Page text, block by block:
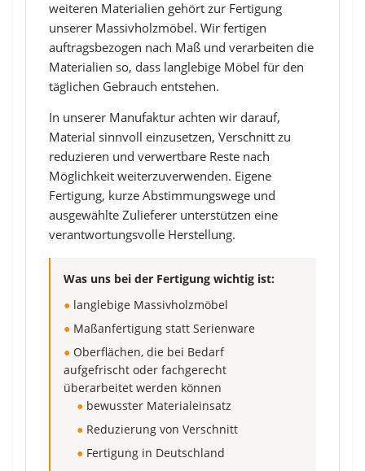
weiteren Materialien gehört zur Fertigung
unserer Massivholzmöbel. Wir fertigen
auftragsbezogen nach Maß und verarbeiten die
Materialien so, dass langlebige Möbel für den
täglichen Gebrauch entstehen.
In unserer Manufaktur achten wir darauf,
Material sinnvoll einzusetzen, Verschnitt zu
reduzieren und verwertbare Reste nach
Möglichkeit weiterzuverwenden. Eigene
Fertigung, kurze Abstimmungswege und
ausgewählte Zulieferer unterstützen eine
verantwortungsvolle Herstellung.
Was uns bei der Fertigung wichtig ist:
● langlebige Massivholzmöbel
● Maßanfertigung statt Serienware
● Oberflächen, die bei Bedarf
aufgefrischt oder fachgerecht
überarbeitet werden können
● bewusster Materialeinsatz
● Reduzierung von Verschnitt
● Fertigung in Deutschland